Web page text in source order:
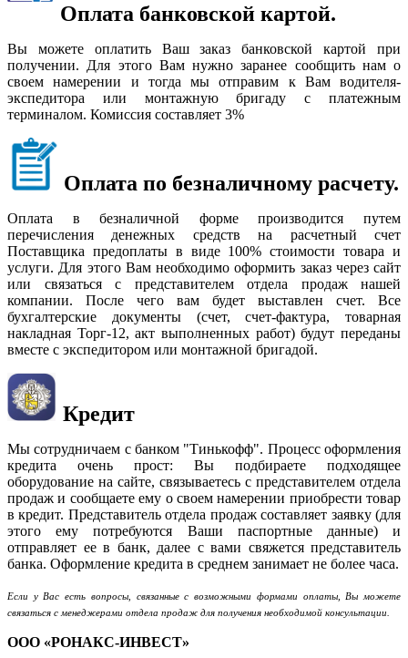
Оплата банковской картой.
Вы можете оплатить Ваш заказ банковской картой при
получении. Для этого Вам нужно заранее сообщить нам о
своем намерении и тогда мы отправим к Вам водителя-
экспедитора или монтажную бригаду с платежным
терминалом. Комиссия составляет 3%
Оплата по безналичному расчету.
Оплата в безналичной форме производится путем
перечисления денежных средств на расчетный счет
Поставщика предоплаты в виде 100% стоимости товара и
услуги. Для этого Вам необходимо оформить заказ через сайт
или связаться с представителем отдела продаж нашей
компании. После чего вам будет выставлен счет. Все
бухгалтерские документы (счет, счет-фактура, товарная
накладная Торг-12, акт выполненных работ) будут переданы
вместе с экспедитором или монтажной бригадой.
Кредит
Мы сотрудничаем с банком "Тинькофф". Процесс оформления
кредита очень прост: Вы подбираете подходящее
оборудование на сайте, связываетесь с представителем отдела
продаж и сообщаете ему о своем намерении приобрести товар
в кредит. Представитель отдела продаж составляет заявку (для
этого ему потребуются Ваши паспортные данные) и
отправляет ее в банк, далее с вами свяжется представитель
банка. Оформление кредита в среднем занимает не более часа.
Если у Вас есть вопросы, связанные с возможными формами оплаты, Вы можете
связаться с менеджерами отдела продаж для получения необходимой консультации.
ООО «РОНАКС-ИНВЕСТ»